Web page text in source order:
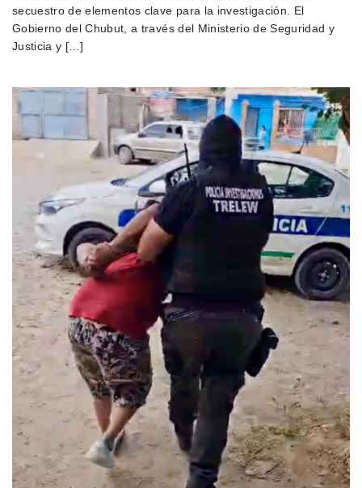
secuestro de elementos clave para la investigación. El
Gobierno del Chubut, a través del Ministerio de Seguridad y
Justicia y […]